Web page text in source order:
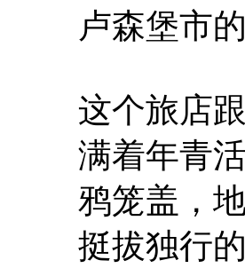
卢森堡市
这个旅店
满着年青
鸦笼盖，
挺拔独行的